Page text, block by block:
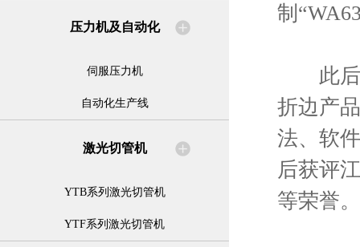
压力机及自动化
伺服压力机
自动化生产线
激光切管机
YTB系列激光切管机
YTF系列激光切管机
制
此后
折边产
法、软
后获评
等荣誉。